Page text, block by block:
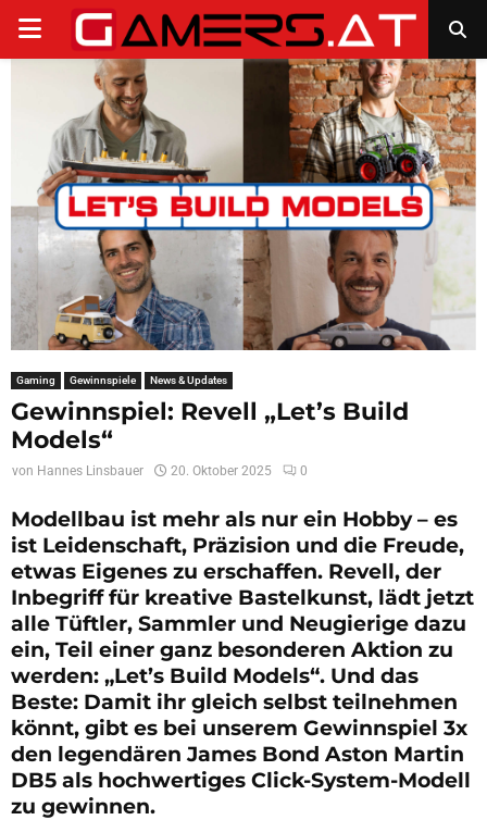
PRIMARY
Gaming Gewinnspiele News & Updates
Gewinnspiel: Revell „Let’s Build
Models“
von Hannes Linsbauer 20. Oktober 2025 0
Modellbau ist mehr als nur ein Hobby – es
ist Leidenschaft, Präzision und die Freude,
etwas Eigenes zu erschaffen. Revell, der
Inbegriff für kreative Bastelkunst, lädt jetzt
alle Tüftler, Sammler und Neugierige dazu
ein, Teil einer ganz besonderen Aktion zu
werden: „Let’s Build Models“. Und das
Beste: Damit ihr gleich selbst teilnehmen
könnt, gibt es bei unserem Gewinnspiel 3x
den legendären James Bond Aston Martin
DB5 als hochwertiges Click-System-Modell
zu gewinnen.